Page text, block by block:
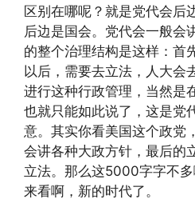
区别在哪呢？就是党代会后
后边是国会。党代会一般会
的整个治理结构是这样：首
以后，需要去立法，人大会
进行这种行政管理，当然是
也就只能如此说了，这是党
意。其实你看美国这个政党
会讲各种大政方针，最后的
立法。那么这5000字字不
来看啊，新的时代了。